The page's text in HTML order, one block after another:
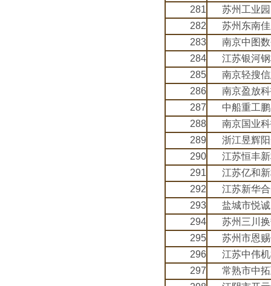
281
苏州工业
282
苏州东南
283
南京中图
284
江苏银河
285
南京轻搜
286
南京盈放
287
中船重工
288
南京国业
289
浙江昱辉
290
江苏恒丰
291
江苏亿和
292
江苏新华
293
盐城市悦
294
苏州三川
295
苏州市恩
296
江苏中伟
297
常熟市中